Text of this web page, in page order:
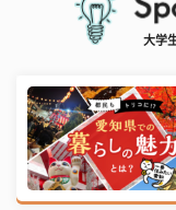
大学